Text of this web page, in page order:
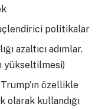
politikalar
azaltıcı adımlar.
yükseltilmesi)
özellikle
olarak kullandığı